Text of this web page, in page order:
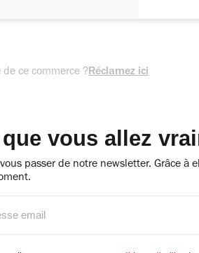
ce commerce ?Réclamez ici
vous allez
passer de notre newsletter. Grâce à